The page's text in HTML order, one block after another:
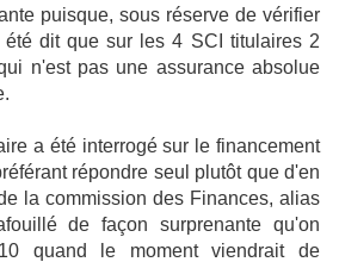
puisque, sous réserve de vérifier
été dit que sur les 4 SCI titulaires 2
n'est pas une assurance absolue
a été interrogé sur le financement
répondre seul plutôt que d'en
la commission des Finances, alias
de façon surprenante qu'on
quand le moment viendrait de